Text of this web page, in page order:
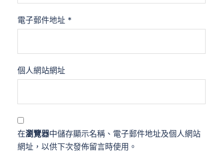
電子郵件地址 *
個人網站網址
在瀏覽器中儲存顯示名稱、電子郵件地址及個人網站
網址，以供下次發佈留言時使用。